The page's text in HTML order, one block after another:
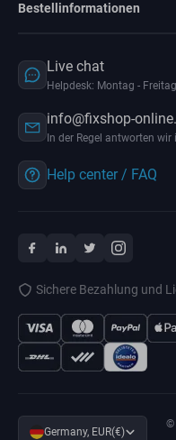
Bestellinformationen
Live chat
Helpdesk: Montag -
info@fixshop-
In der Regel antworten
Help center / FAQ
Sichere Bezahlung und
Germany, EUR(€)
©